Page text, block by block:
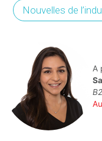
Nouvelles de
A